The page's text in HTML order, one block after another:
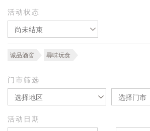
活动状态
尚未结束
诚品酒窖 尋味玩食
门市筛选
选择地区 选择门市
活动日期